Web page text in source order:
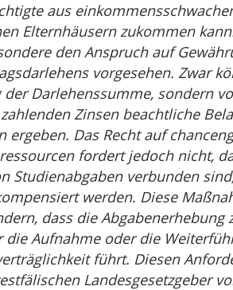
aus
Elternhäusern zukommen
den Anspruch auf
vorgesehen. Zwar
der Darlehenssumme, sondern
Zinsen beachtliche
ergeben. Das Recht auf
fordert jedoch nicht,
Studienabgaben verbunden
werden. Diese
dass die
die Aufnahme oder die
führt. Diesen
Landesgesetzgeber